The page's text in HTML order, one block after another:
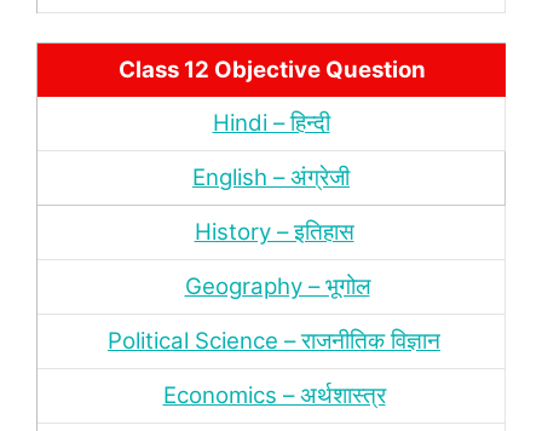
Class 12 Objective Question
Hindi – हिन्‍दी
English – अंग्रेजी
History – इतिहास
Geography – भूगोल
Political Science – राजनीतिक विज्ञान
Economics – अर्थशास्‍त्र